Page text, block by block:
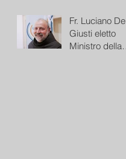
Fr. Luciano De
Giusti eletto
Ministro della